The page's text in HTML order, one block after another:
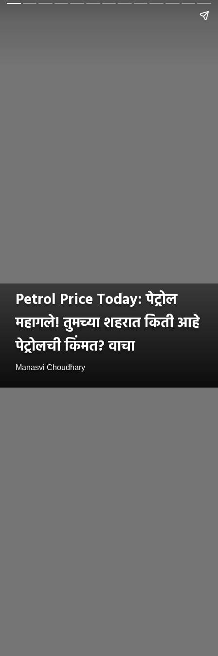
Petrol Price Today: पेट्रोल
महागले! तुमच्या शहरात किती आहे
पेट्रोलची किंमत? वाचा
Manasvi Choudhary